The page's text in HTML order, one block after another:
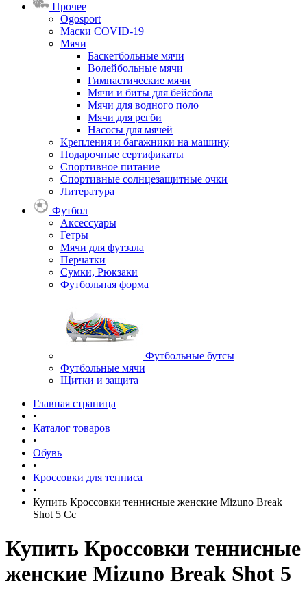
Прочее
Ogosport
Маски COVID-19
Мячи
Баскетбольные мячи
Волейбольные мячи
Гимнастические мячи
Мячи и биты для бейсбола
Мячи для водного поло
Мячи для регби
Насосы для мячей
Крепления и багажники на машину
Подарочные сертификаты
Спортивное питание
Спортивные солнцезащитные очки
Литература
Футбол
Аксессуары
Гетры
Мячи для футзала
Перчатки
Сумки, Рюкзаки
Футбольная форма
Футбольные бутсы
Футбольные мячи
Щитки и защита
Главная страница
•
Каталог товаров
•
Обувь
•
Кроссовки для тенниса
•
Купить Кроссовки теннисные женские Mizuno Break
Shot 5 Cc
Купить Кроссовки теннисные
женские Mizuno Break Shot 5